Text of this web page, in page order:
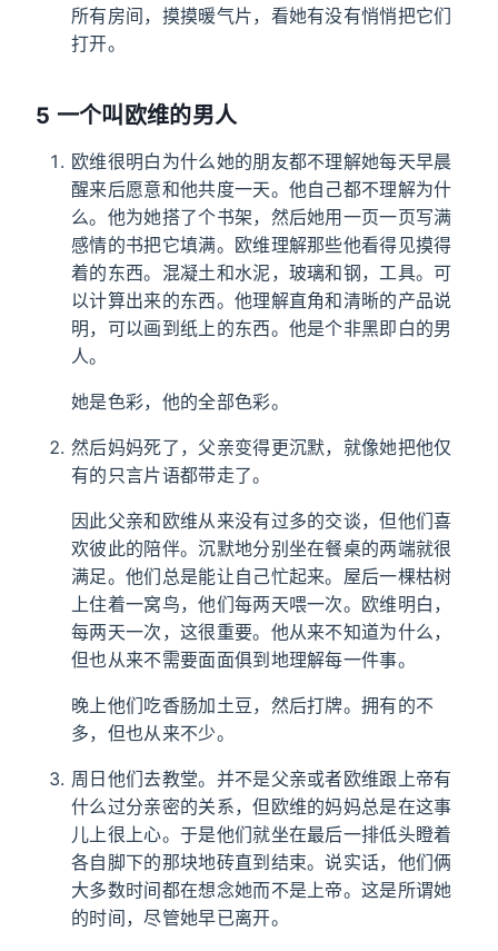
所有房间，摸摸暖气片，看她有没有悄悄把它们
打开。
5 一个叫欧维的男人
欧维很明白为什么她的朋友都不理解她每天早晨
醒来后愿意和他共度一天。他自己都不理解为什
么。他为她搭了个书架，然后她用一页一页写满
感情的书把它填满。欧维理解那些他看得见摸得
着的东西。混凝土和水泥，玻璃和钢，工具。可
以计算出来的东西。他理解直角和清晰的产品说
明，可以画到纸上的东西。他是个非黑即白的男
人。
她是色彩，他的全部色彩。
然后妈妈死了，父亲变得更沉默，就像她把他仅
有的只言片语都带走了。
因此父亲和欧维从来没有过多的交谈，但他们喜
欢彼此的陪伴。沉默地分别坐在餐桌的两端就很
满足。他们总是能让自己忙起来。屋后一棵枯树
上住着一窝鸟，他们每两天喂一次。欧维明白，
每两天一次，这很重要。他从来不知道为什么，
但也从来不需要面面俱到地理解每一件事。
晚上他们吃香肠加土豆，然后打牌。拥有的不
多，但也从来不少。
周日他们去教堂。并不是父亲或者欧维跟上帝有
什么过分亲密的关系，但欧维的妈妈总是在这事
儿上很上心。于是他们就坐在最后一排低头瞪着
各自脚下的那块地砖直到结束。说实话，他们俩
大多数时间都在想念她而不是上帝。这是所谓她
的时间，尽管她早已离开。